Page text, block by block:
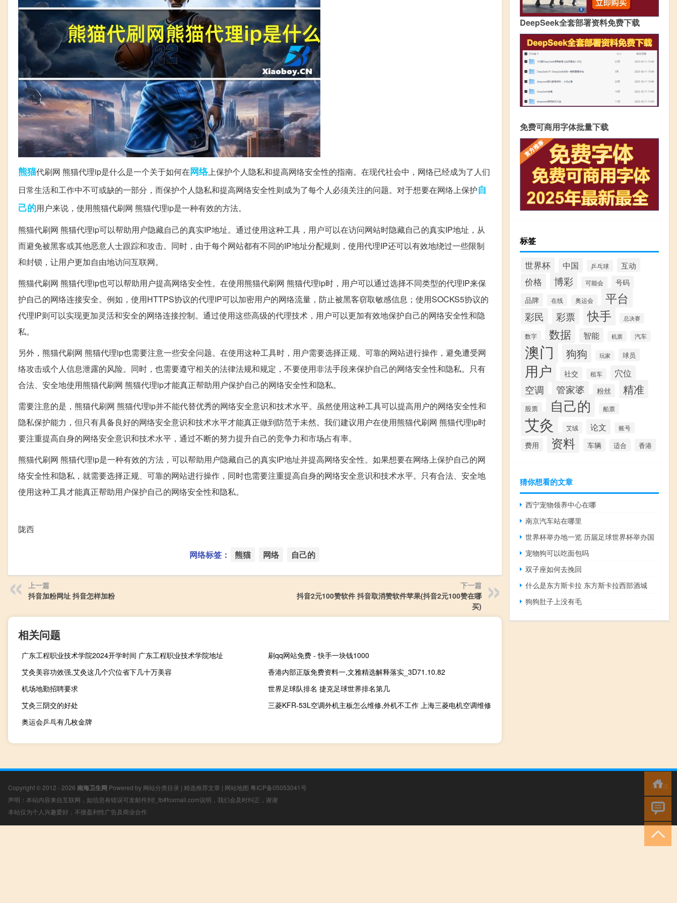
熊猫代刷网 熊猫代理ip是什么是一个关于如何在网络上保护个人隐私和提高网络安全性的指南。在现代社会中，网络已经成为了人们
日常生活和工作中不可或缺的一部分，而保护个人隐私和提高网络安全性则成为了每个人必须关注的问题。对于想要在网络上保护自
己的用户来说，使用熊猫代刷网 熊猫代理ip是一种有效的方法。
熊猫代刷网 熊猫代理ip可以帮助用户隐藏自己的真实IP地址。通过使用这种工具，用户可以在访问网站时隐藏自己的真实IP地址，从
而避免被黑客或其他恶意人士跟踪和攻击。同时，由于每个网站都有不同的IP地址分配规则，使用代理IP还可以有效地绕过一些限制
和封锁，让用户更加自由地访问互联网。
熊猫代刷网 熊猫代理ip也可以帮助用户提高网络安全性。在使用熊猫代刷网 熊猫代理ip时，用户可以通过选择不同类型的代理IP来保
护自己的网络连接安全。例如，使用HTTPS协议的代理IP可以加密用户的网络流量，防止被黑客窃取敏感信息；使用SOCKS5协议的
代理IP则可以实现更加灵活和安全的网络连接控制。通过使用这些高级的代理技术，用户可以更加有效地保护自己的网络安全性和隐
私。
另外，熊猫代刷网 熊猫代理ip也需要注意一些安全问题。在使用这种工具时，用户需要选择正规、可靠的网站进行操作，避免遭受网
络攻击或个人信息泄露的风险。同时，也需要遵守相关的法律法规和规定，不要使用非法手段来保护自己的网络安全性和隐私。只有
合法、安全地使用熊猫代刷网 熊猫代理ip才能真正帮助用户保护自己的网络安全性和隐私。
需要注意的是，熊猫代刷网 熊猫代理ip并不能代替优秀的网络安全意识和技术水平。虽然使用这种工具可以提高用户的网络安全性和
隐私保护能力，但只有具备良好的网络安全意识和技术水平才能真正做到防范于未然。我们建议用户在使用熊猫代刷网 熊猫代理ip时
要注重提高自身的网络安全意识和技术水平，通过不断的努力提升自己的竞争力和市场占有率。
熊猫代刷网 熊猫代理ip是一种有效的方法，可以帮助用户隐藏自己的真实IP地址并提高网络安全性。如果想要在网络上保护自己的网
络安全性和隐私，就需要选择正规、可靠的网站进行操作，同时也需要注重提高自身的网络安全意识和技术水平。只有合法、安全地
使用这种工具才能真正帮助用户保护自己的网络安全性和隐私。
陇西
网络标签： 熊猫 网络 自己的
上一篇
抖音加粉网址 抖音怎样加粉
下一篇
抖音2元100赞软件 抖音取消赞软件苹果(抖音2元100赞在哪
买)
相关问题
广东工程职业技术学院2024开学时间 广东工程职业技术学院地址
刷qq网站免费 - 快手一块钱1000
艾灸美容功效强,艾灸这几个穴位省下几十万美容
香港内部正版免费资料一,文雅精选解释落实_3D71.10.82
机场地勤招聘要求
世界足球队排名 捷克足球世界排名第几
艾灸三阴交的好处
三菱KFR-53L空调外机主板怎么维修,外机不工作 上海三菱电机空调维修
奥运会乒乓有几枚金牌
DeepSeek全套部署资料免费下载
免费可商用字体批量下载
标签
世界杯 中国 乒乓球 互动
价格 博彩 可能会
号码
品牌
在线 奥运会 平台
彩民 彩票 快手 总决赛
数字 数据 智能 机票 汽车
澳门 狗狗 玩家 球员
用户 社交 租车 穴位
空调 管家婆 粉丝 精准
股票 自己的 船票
艾灸 艾绒 论文 账号
费用 资料 车辆 适合 香港
猜你想看的文章
西宁宠物领养中心在哪
南京汽车站在哪里
世界杯举办地一览 历届足球世界杯举办国
宠物狗可以吃面包吗
双子座如何去挽回
什么是东方斯卡拉 东方斯卡拉西部酒城
狗狗肚子上没有毛
Copyright © 2012 - 2026 南海卫生网 Powered by 网站分类目录 | 精选推荐文章 | 网站地图 粤ICP备05053041号
声明：本站内容来自互联网，如信息有错误可发邮件到f_fb#foxmail.com说明，我们会及时纠正，谢谢
本站仅为个人兴趣爱好，不接盈利性广告及商业合作
小男孩